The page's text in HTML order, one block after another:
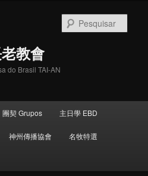
教會
do Brasil TAI-AN
團契 Grupos 主日學 EBD
神州傳播協會 名牧特選